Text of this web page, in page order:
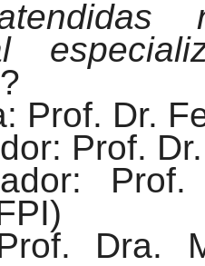
?
Prof. Dr.
Prof.
Dra.